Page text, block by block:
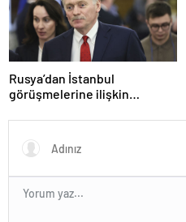
Rusya’dan İstanbul
görüşmelerine ilişkin